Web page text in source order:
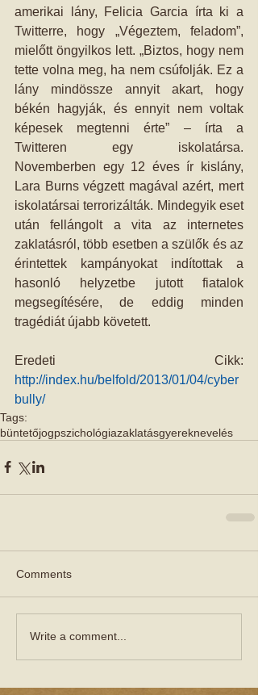
amerikai lány, Felicia Garcia írta ki a
Twitterre, hogy „Végeztem, feladom”,
mielőtt öngyilkos lett. „Biztos, hogy nem
tette volna meg, ha nem csúfolják. Ez a
lány mindössze annyit akart, hogy
békén hagyják, és ennyit nem voltak
képesek megtenni érte” – írta a
Twitteren egy iskolatársa.
Novemberben egy 12 éves ír kislány,
Lara Burns végzett magával azért, mert
iskolatársai terrorizálták. Mindegyik eset
után fellángolt a vita az internetes
zaklatásról, több esetben a szülők és az
érintettek kampányokat indítottak a
hasonló helyzetbe jutott fiatalok
megsegítésére, de eddig minden
tragédiát újabb követett.
http://index.hu/belfold/2013/01/04/cyber
bully/
Tags:
büntetőjogpszichológiazaklatásgyereknevelés
Comments
Write a comment...